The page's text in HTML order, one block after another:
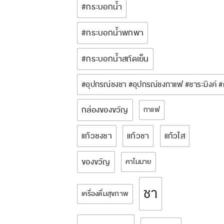
#กระบอกน้ำ
#กระบอกน้ำพกพา
#กระบอกน้ำสกัดเย็น
#อุปกรณ์ชงชา #อุปกรณ์ชงกาแฟ #ชาระมิงค์
กล่องของขวัญ กาแฟ
แก้วชงชา แก้วชา
แก้วใส
ของขวัญ
คาโมมาย
เครื่องดื่มสุขภาพ ชา